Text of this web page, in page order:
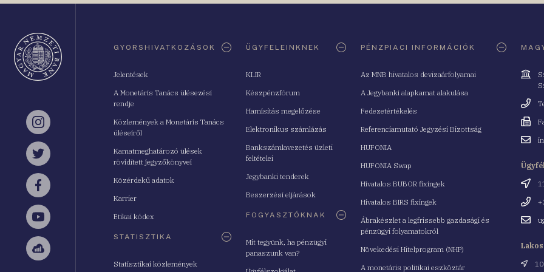
Instagram
Twitter
Facebook
YouTube
Sellsy
GYORSHIVATKOZÁSOK
Jelentések
A Monetáris Tanács ülésezési
rendje
Közlemények a Monetáris Tanács
üléseiről
Kamatmeghatározó ülések
rövidített jegyzőkönyvei
Közérdekű adatok
Karrier
Etikai kódex
STATISZTIKA
Statisztikai közlemények
ÜGYFELEINKNEK
KLIR
Készpénzfórum
Hamisítás megelőzése
Elektronikus számlázás
Bankszámlavezetés üzleti
feltételei
Jegybanki tenderek
Beszerzési eljárások
FOGYASZTÓKNAK
Mit tegyünk, ha pénzügyi
panaszunk van?
PÉNZPIACI INFORMÁCIÓK
Az MNB hivatalos devizaárfolyamai
A Jegybanki alapkamat alakulása
Fedezetértékelés
Referenciamutató Jegyzési Bizottság
HUFONIA
HUFONIA Swap
Hivatalos BUBOR fixingek
Hivatalos BIRS fixingek
Ábrakészlet a legfrissebb gazdasági és
pénzügyi folyamatokról
Növekedési Hitelprogram (NHP)
A monetáris politikai eszköztár
Cím
Fax
Email
Cím
Email
Cím